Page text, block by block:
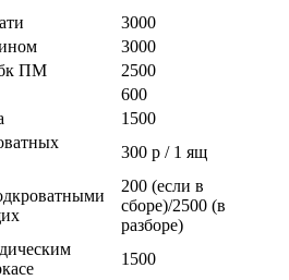
3000
3000
бк ПМ
2500
600
1500
300 р / 1 ящ
200 (если в
сборе)/2500 (в
разборе)
1500